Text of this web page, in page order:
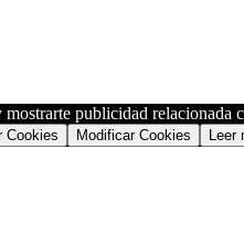
publicidad
Cookies Modificar Cookies Leer